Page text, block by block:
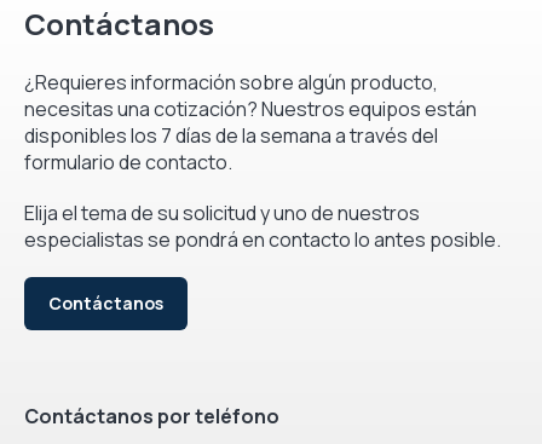
Contáctanos
¿Requieres información sobre algún producto,
necesitas una cotización? Nuestros equipos están
disponibles los 7 días de la semana a través del
formulario de contacto.
Elija el tema de su solicitud y uno de nuestros
especialistas se pondrá en contacto lo antes posible.
Contáctanos
Contáctanos por teléfono